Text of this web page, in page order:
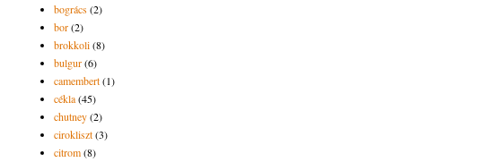
bogrács(2)
bor(2)
brokkoli(8)
bulgur(6)
camembert(1)
cékla(45)
chutney(2)
cirokliszt(3)
citrom(8)